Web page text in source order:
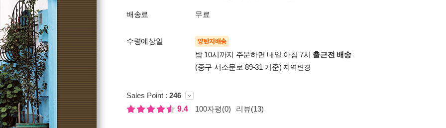
배송료 무료
수령예상일 양탄자배송
밤 10시까지 주문하면 내일 아침 7시 출근전 배송
(중구 서소문로 89-31 기준) 지역변경
Sales Point : 246
9.4
100자평(0) 리뷰(13)